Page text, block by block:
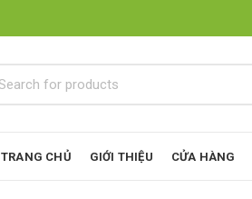
TRANG CHỦ GIỚI THIỆU CỬA HÀNG